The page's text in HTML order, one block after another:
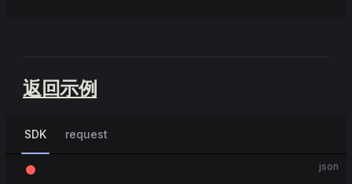
返回示例
SDK request
json